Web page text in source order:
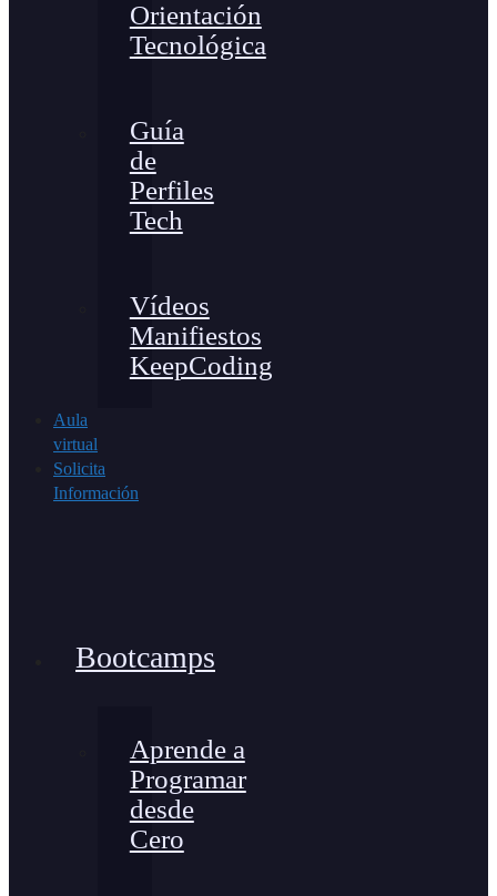
Orientación
Tecnológica
Guía
de
Perfiles
Tech
Vídeos
Manifiestos
KeepCoding
Aula
virtual
Solicita
Información
Bootcamps
Aprende a
Programar
desde
Cero